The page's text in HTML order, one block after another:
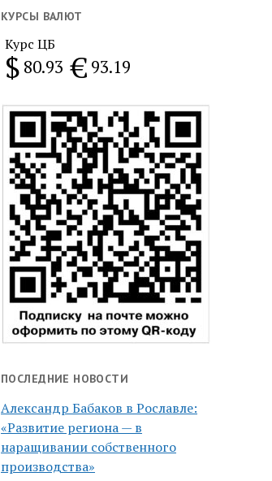
месяц
КУРСЫ ВАЛЮТ
Курс ЦБ
$ 80.93 € 93.19
ПОСЛЕДНИЕ НОВОСТИ
Александр Бабаков в Рославле:
«Развитие региона — в
наращивании собственного
производства»